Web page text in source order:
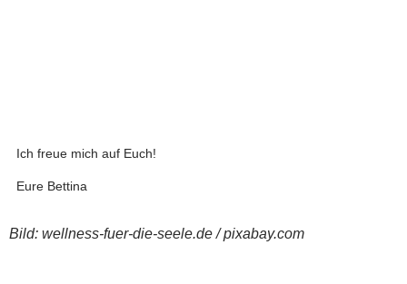
Ich freue mich auf Euch!
Eure Bettina
Bild: wellness-fuer-die-seele.de / pixabay.com